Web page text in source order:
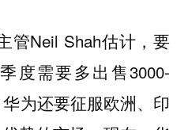
管Neil Shah估计，要
度需要多出售3000-
为还要征服欧洲、印